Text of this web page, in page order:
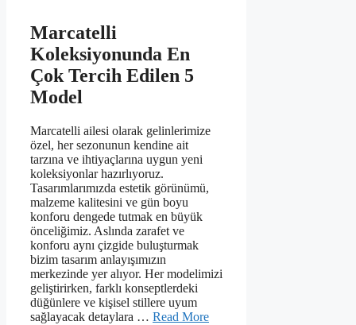
Marcatelli
Koleksiyonunda En
Çok Tercih Edilen 5
Model
Marcatelli ailesi olarak gelinlerimize
özel, her sezonunun kendine ait
tarzına ve ihtiyaçlarına uygun yeni
koleksiyonlar hazırlıyoruz.
Tasarımlarımızda estetik görünümü,
malzeme kalitesini ve gün boyu
konforu dengede tutmak en büyük
önceliğimiz. Aslında zarafet ve
konforu aynı çizgide buluşturmak
bizim tasarım anlayışımızın
merkezinde yer alıyor. Her modelimizi
geliştirirken, farklı konseptlerdeki
düğünlere ve kişisel stillere uyum
sağlayacak detaylara … Read More